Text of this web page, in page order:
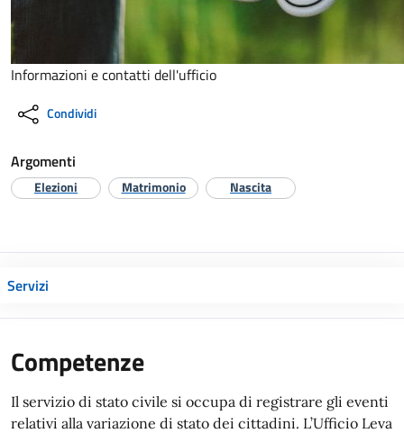
Informazioni e contatti dell'ufficio
Condividi
Argomenti
Elezioni Matrimonio Nascita
Servizi
Competenze
Il servizio di stato civile si occupa di registrare gli eventi
relativi alla variazione di stato dei cittadini. L’Ufficio Leva